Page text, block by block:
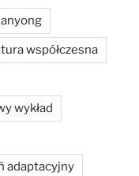
współczesna
wykład
adaptacyjny